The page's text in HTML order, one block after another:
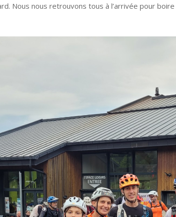
Nous nous retrouvons tous à l’arrivée pour